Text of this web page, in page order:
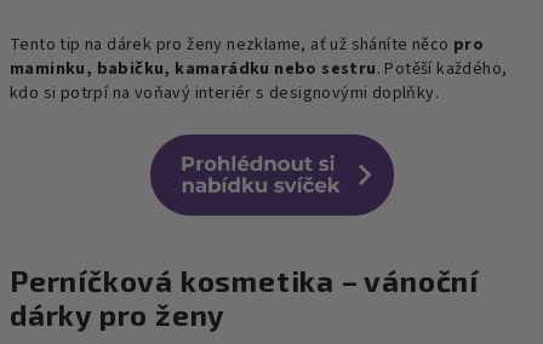
Tento tip na dárek pro ženy nezklame, ať už sháníte něco pro
maminku, babičku, kamarádku nebo sestru. Potěší každého,
kdo si potrpí na voňavý interiér s designovými doplňky.
Perníčková kosmetika – vánoční
dárky pro ženy